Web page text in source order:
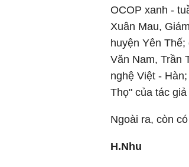
OCOP xanh -
Xuân Mau,
huyện Yên
Văn Nam, Trần
nghệ Việt -
Thọ" của tác
Ngoài ra, còn
H.Nhu